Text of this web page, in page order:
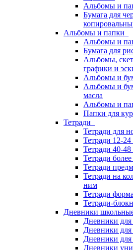
Альбомы и
Бумага для
Альбомы и папки
Альбомы и
Бумага для
Альбомы,
графики и
Альбомы и
Альбомы и
масла
Альбомы и
Папки для
Тетради
Тетради для
Тетради 12-24
Тетради 40-48
Тетради
Тетради
Тетради на
ним
Тетради
Тетради-
Дневники
Дневники
Дневники
Дневники для
Дневники